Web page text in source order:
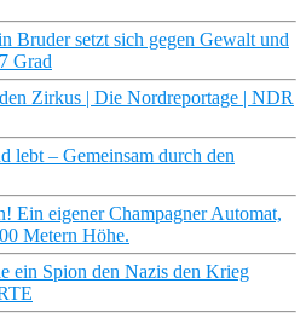
Bruder setzt sich gegen Gewalt und
Grad
Zirkus | Die Nordreportage | NDR
lebt – Gemeinsam durch den
Ein eigener Champagner Automat,
Metern Höhe.
ein Spion den Nazis den Krieg